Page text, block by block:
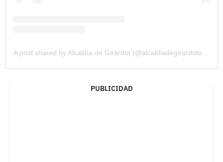
A post shared by Alcaldía de Girardot (@alcaldiadegirardotoficial)
PUBLICIDAD